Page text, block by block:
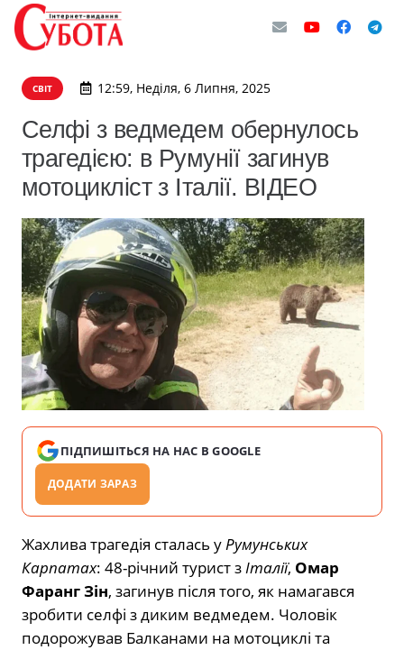
СВІТ 12:59, Неділя, 6 Липня, 2025
Селфі з ведмедем обернулось
трагедією: в Румунії загинув
мотоцикліст з Італії. ВІДЕО
ПІДПИШІТЬСЯ НА НАС В GOOGLE
ДОДАТИ ЗАРАЗ
Жахлива трагедія сталась уРумунських
Карпатах: 48-річний турист зІталії, Омар
Фаранг Зін, загинув після того, як намагався
зробити селфі з диким ведмедем. Чоловік
подорожував Балканами на мотоциклі та